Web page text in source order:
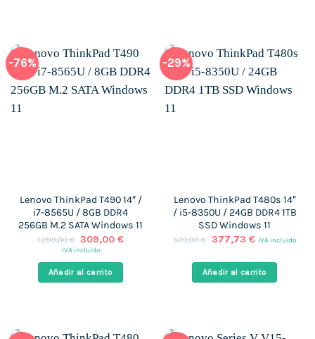
-76%
Lenovo ThinkPad T490 14″ /
i7-8565U / 8GB DDR4
256GB M.2 SATA Windows 11
1.299,00€ El
precio
era:
1.299,00 €.
309,00 €El
es:
309,00 €.
IVA incluido
Añadir al carrito
-29%
Lenovo ThinkPad T480s 14″
/ i5-8350U / 24GB DDR4 1TB
SSD Windows 11
529,00€ El
era:
529,00 €.
377,73 €El
es:
377,73 €.
IVA incluido
Añadir al carrito